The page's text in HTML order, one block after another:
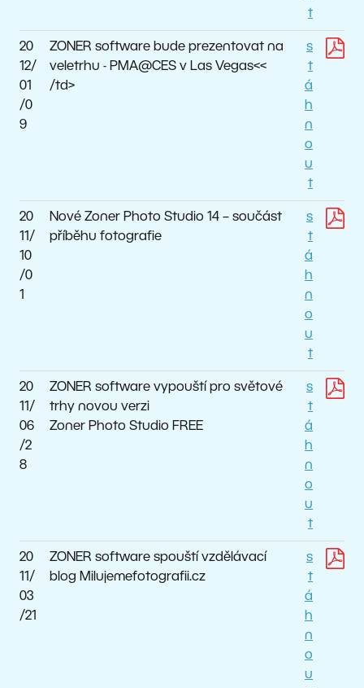
t
20
12/
01
/0
9
ZONER software bude prezentovat na
veletrhu - PMA@CES v Las Vegas<<
/td>
s
t
á
h
n
o
u
t
20
11/
10
/0
Nové Zoner Photo Studio 14 – součást
příběhu fotografie
s
t
á
h
n
o
u
t
20
11/
06
/2
8
ZONER software vypouští pro světové
trhy novou verzi
Zoner Photo Studio FREE
s
t
á
h
n
o
u
t
20
11/
03
/21
ZONER software spouští vzdělávací
blog Milujemefotografii.cz
s
t
á
h
n
o
u